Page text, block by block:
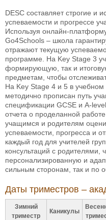
DESC составляет строгие и
успеваемости и прогрессе
Используя онлайн-
Go4Schools – школа
отражают текущую
программе. На Key Stage 3
формирующую, так и
предметам, чтобы
На Key Stage 4 и 5 в
методично прописан путь
спецификации GCSE и A-
отчета о проделанной
учащимся и родителям
успеваемости, прогресса и
каждый год для учителей
консультаций с родителями,
персонализированную и
сильным сторонам, так и по
Даты триместров –
Зимний
триместр
Каникулы